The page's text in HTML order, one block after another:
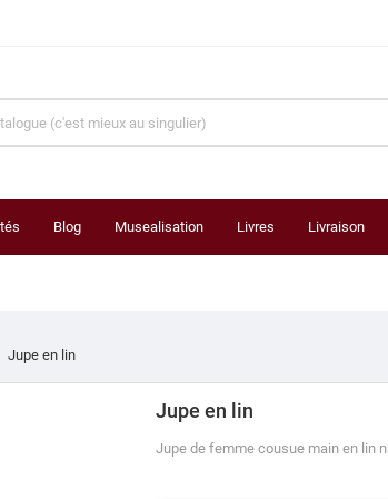
Blog Musealisation Livres Livraison
Jupe en lin
Jupe en lin
Jupe de femme cousue main en lin